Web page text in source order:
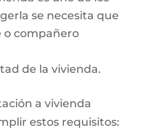
se necesita que
o compañero
de la vivienda.
a vivienda
estos requisitos: